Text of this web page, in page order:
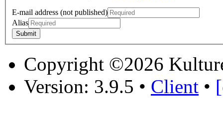
E-mail address (not published)
Alias
Copyright ©2026
Version: 3.9.5 • Client •